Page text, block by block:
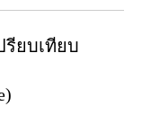
รียบเทียบ